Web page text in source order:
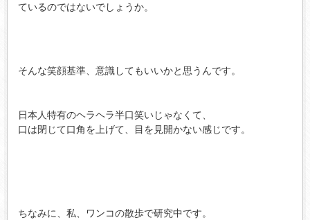
ているのではないでしょうか。
そんな笑顔基準、意識してもいいかと思うんです。
日本人特有のヘラヘラ半口笑いじゃなくて、
口は閉じて口角を上げて、目を見開かない感じです。
ちなみに、私、ワンコの散歩で研究中です。